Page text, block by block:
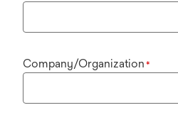
Company/Organization *